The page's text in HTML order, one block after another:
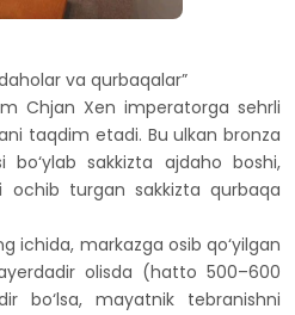
va qurbaqalar”
Chjan Xen imperatorga sehrli
taqdim etadi. Bu ulkan bronza
bo‘ylab sakkizta ajdaho boshi,
ochib turgan sakkizta qurbaqa
ichida, markazga osib qo‘yilgan
olisda (hatto 500–600
bo‘lsa, mayatnik tebranishni